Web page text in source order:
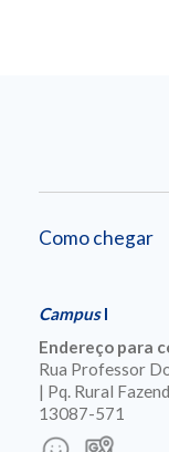
Como chegar
CampusI
Endereço para
Rua Professor
| Pq. Rural
13087-571